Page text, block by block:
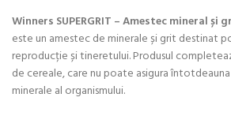
Winners SUPERGRIT – Amestec mineral și
este un amestec de minerale și grit destinat
reproducție și tineretului. Produsul
de cereale, care nu poate asigura
minerale al organismului.